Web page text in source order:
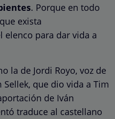
. Porque en todo
exista
elenco para dar vida a
la de Jordi Royo, voz de
que dio vida a Tim
de Iván
traduce al castellano